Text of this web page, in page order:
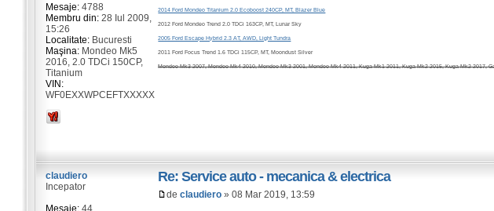
2014 Ford Mondeo Titanium 2.0 Ecoboost 240CP, MT, Blazer Blue
2012 Ford Mondeo Trend 2.0 TDCi 163CP, MT, Lunar Sky
2005 Ford Escape Hybrid 2.3 AT, AWD, Light Tundra
2011 Ford Focus Trend 1.6 TDCi 115CP, MT, Moondust Silver
Mondeo Mk3 2007, Mondeo Mk4 2010, Mondeo Mk3 2001, Mondeo Mk4 2011, Kuga Mk1 2011, Kuga Mk2 2015, Kuga Mk2 2017,
Mesaje:4788
Membru din:28 Iul 2009,
15:26
Localitate:Bucuresti
Maşina:Mondeo Mk5
2016, 2.0 TDCi 150CP,
Titanium
VIN:
WF0EXXWPCEFTXXXXX
Re: Service auto - mecanica & electrica
declaudiero » 08 Mar 2019, 13:59
claudiero
Incepator
Mesaje:44